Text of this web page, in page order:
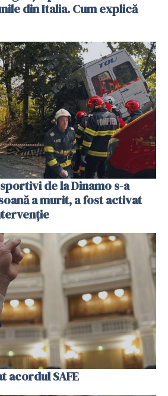
din Italia. Cum explică
de la Dinamo s-a
a murit, a fost activat
acordul SAFE